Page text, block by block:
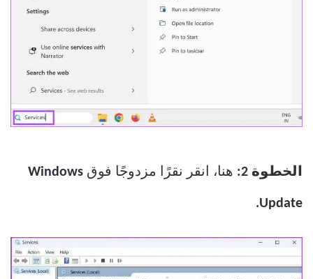
الخطوة 2: هنا، انقر نقرًا مزدوجًا فوق Windows
Update.